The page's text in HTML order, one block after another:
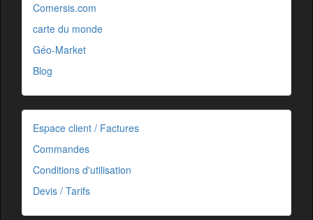
Comersis.com
carte du monde
Géo-Market
Blog
Espace client / Factures
Commandes
Conditions d'utilisation
Devis / Tarifs